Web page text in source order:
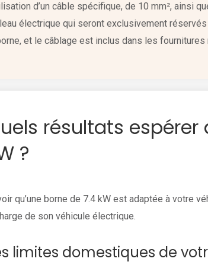
d’un câble spécifique, de 10 mm², ainsi
électrique qui seront exclusivement
et le câblage est inclus dans les
résultats
?
qu’une borne de 7.4 kW est adaptée à votre
de son véhicule électrique.
limites domestiques de